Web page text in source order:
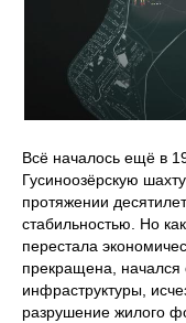
Всё началось ещё в
Гусиноозёрскую
протяжении
стабильностью. Но
перестала
прекращена, начался
инфраструктуры,
разрушение жилого